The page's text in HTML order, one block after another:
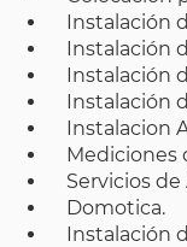
Instalación
Instalación
Instalación
Instalación
Instalacion
Mediciones
Servicios
Domotica.
Instalación